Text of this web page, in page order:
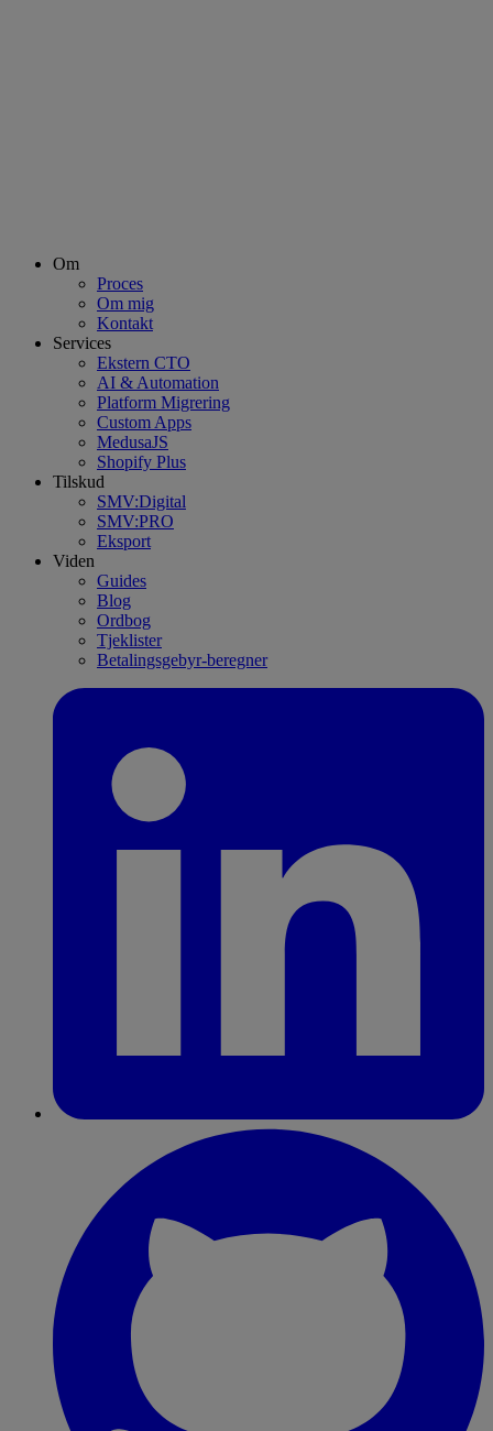
Om
Proces
Om mig
Kontakt
Services
Ekstern CTO
AI & Automation
Platform Migrering
Custom Apps
MedusaJS
Shopify Plus
Tilskud
SMV:Digital
SMV:PRO
Eksport
Viden
Guides
Blog
Ordbog
Tjeklister
Betalingsgebyr-beregner